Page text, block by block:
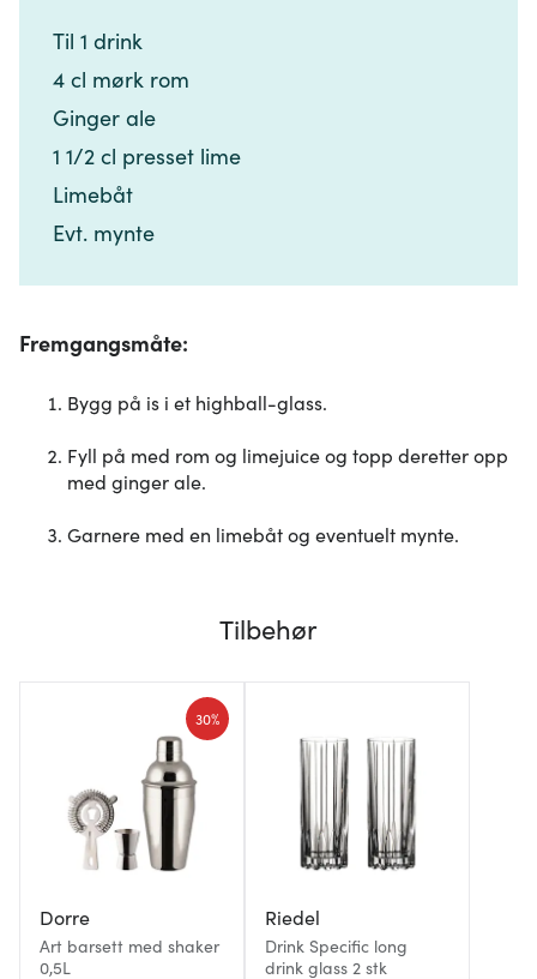
Til 1 drink​​​​‌ ‍ ​‍​‍‌‍ ‌ ​‍‌‍‍‌‌‍‌ ‌‍‍‌‌‍ ‍​‍​‍​ ‍‍​‍​‍‌ ​ ‌‍​‌‌‍ ‍‌‍‍‌‌ ‌​‌ ‍‌​‍ ‍‌‍‍‌‌‍ ​‍​‍​‍ ​​‍​‍‌‍‍​‌ ​‍‌‍‌‌‌‍‌‍​‍​‍​ ‍‍​‍​‍‌‍‍​‌ ‌​‌ ‌​‌ ​​‌ ​ ​ ‍‍​‍ ​‍ ‌‍​ ‌‍ ‌‌ ​ ​‍ ‍‌‍​ ‌‍‌‌‌ ​‍‌ ‌‍‌‍‌‌‌ ​‍‌‍​‌​‍ ‍‌ ​ ‌‍‌‌​‍ ‌ ​​‌ ​‍‌‍ ‌‍‌​‌ ‌‌‌‍​ ‌ ‌​‌‍‍‌‌‍ ‌‍ ‍​‍ ‌‍‍‌‌‍ ‍‌ ‌​‌‍‌‌‌‍ ‍‌ ‌​​‍ ‌‍‌‌‌‍‌​‌‍‍‌‌ ‌​​‍ ‌‍ ‌‌‍ ‌‍‌​‌‍‌‌​ ‌‌ ​​‌ ​‍‌‍‌‌‌ ​ ‌‍‌‌‌‍ ‍‌ ‌​‌‍​‌‌ ‌​‌‍‍‌‌‍ ‌‍ ‍​ ‍ ‌‍‍‌‌‍‌​​ ‌‌‍‍‌​ ​‌​ ‍​‌‍ ‍​‍ ‍​ ‌‌‌‍​‌​ ​‌​ ‌ ​ ​​​ ‍​‌‍‌​​ ‍‌​‍ ‌‌‍‌‍‌‍‌​​ ‍‌​ ​​​‍ ‌​ ‌​‌‍‌‌​ ‌‌​ ‍‌​‍ ‌​ ‍​​ ​‌‌‍‌‌​ ​ ​‍ ‌‌‍‌‍​ ‌‍​ ‍​‌‍‌​‌‍​‍​ ‍‌​ ​‍​ ​​​ ‌​‌‍​ ‌‍‌‌​ ​​​‍ ‍‌‍ ‍‌‍ ​ ‍ ‌ ‌​‌ ‍‌‌ ​​‌‍‌‌​ ‌‌ ​​‌‍​‌‌‍‌ ‌‍‌‌​ ‍ ‌ ​​‌‍​‌‌ ‌​‌‍‍​​ ‌‌‍​‍‌‍ ​‌‍ ‌‍​ ‌‍‍ ‌ ​ ​‍‌‌​ ‌‌‌​​‍‌‌ ‌‍‍ ‌‍‌‌‌ ‍‌​‍‌‌​ ​ ‌​‌​​‍‌‌​ ​ ‌​‌​​‍‌‌​ ​‍​ ​‍​ ‌‌‌‍​‌​ ​‍​ ​ ​ ‌ ‌‍​ ‌‍​‌​ ‌‍​‍ ‌​ ​​‌‍‌‍​ ​‍‌‍‌​​‍ ‌​ ‌​‌‍​‌‌‍‌​‌‍​ ​‍ ‌‌‍​‌‌‍‌​​ ​ ​ ‌ ​‍ ‌​ ‌​​ ​ ​ ‌​​ ‌‍‌‍​‍​ ‍‌​ ‍‌​ ​ ​ ‌​‌‍​‍‌‍​ ‌‍‌​​‍‌‌​ ​‍​ ​‍​‍‌‌​ ‌‌‌​‌​​‍ ‍‌‍​ ‌‍ ‌‍ ​‌ ‌‌‌‍ ‌‌‍ ‍‌ ​ ​‍‌‌​ ‌‌‌​​‍‌‌ ‌‍‍ ‌‍‌‌‌ ‍‌​‍‌‌​ ​ ‌​‌​​‍‌‌​ ​ ‌​‌​​‍‌‌​ ​‍​ ​‍‌‍‌‍‌‍‌‌​ ​​‌‍‌‌​ ‌ ​ ​ ​ ‌‍‌‍‌‌​ ‍​​ ​ ​ ‌ ​ ​ ​‍‌‌​ ​‍​ ​‍​‍‌‌​ ‌‌‌​‌​​‍ ‍‌‍‍‌‌ ‌​‌‍‌‌‌‍ ‌‌ ​ ​‍‌‌​ ‌‌‌​​‍​ ​​​‍‌‌​ ‌‌‌​‌​​ ‌‍​‍‌‍​‌‌ ​ ‌‍‌‌‌‌‌‌‌ ​‍‌‍ ​​ ‌‌‍‍​‌ ‌​‌ ‌​‌ ​​‌ ​ ​‍‌‌​ ​ ‌​​‌​‍‌‌​ ​‍‌​‌‍​‍‌‌​ ​‍‌​‌‍‌‍​ ‌‍ ‌‌ ​ ​‍ ‍‌‍​ ‌‍‌‌‌ ​‍‌ ‌‍‌‍‌‌‌ ​‍‌‍​‌​‍ ‍‌ ​ ‌‍‌‌​‍‌‍‌‍‍‌‌‍‌​​ ‌‌‍‍‌​ ​‌​ ‍​‌‍ ‍​‍ ‍​ ‌‌‌‍​‌​ ​‌​ ‌ ​ ​​​ ‍​‌‍‌​​ ‍‌​‍ ‌‌‍‌‍‌‍‌​​ ‍‌​ ​​​‍ ‌​ ‌​‌‍‌‌​ ‌‌​ ‍‌​‍ ‌​ ‍​​ ​‌‌‍‌‌​ ​ ​‍ ‌‌‍‌‍​ ‌‍​ ‍​‌‍‌​‌‍​‍​ ‍‌​ ​‍​ ​​​ ‌​‌‍​ ‌‍‌‌​ ​​​‍ ‍‌‍ ‍‌‍ ​‍‌‍‌ ‌​‌ ‍‌‌ ​​‌‍‌‌​ ‌‌ ​​‌‍​‌‌‍‌ ‌‍‌‌​‍‌‍‌ ​​‌‍​‌‌ ‌​‌‍‍​​ ‌‌‍​‍‌‍ ​‌‍ ‌‍​ ‌‍‍ ‌ ​ ​‍‌‌​ ‌‌‌​​‍‌‌ ‌‍‍ ‌‍‌‌‌ ‍‌​‍‌‌​ ​ ‌​‌​​‍‌‌​ ​ ‌​‌​​‍‌‌​ ​‍​ ​‍​ ‌‌‌‍​‌​ ​‍​ ​ ​ ‌ ‌‍​ ‌‍​‌​ ‌‍​‍ ‌​ ​​‌‍‌‍​ ​‍‌‍‌​​‍ ‌​ ‌​‌‍​‌‌‍‌​‌‍​ ​‍ ‌‌‍​‌‌‍‌​​ ​ ​ ‌ ​‍ ‌​ ‌​​ ​ ​ ‌​​ ‌‍‌‍​‍​ ‍‌​ ‍‌​ ​ ​ ‌​‌‍​‍‌‍​ ‌‍‌​​‍‌‌​ ​‍​ ​‍​‍‌‌​ ‌‌‌​‌​​‍ ‍‌‍​ ‌‍ ‌‍ ​‌ ‌‌‌‍ ‌‌‍ ‍‌ ​ ​‍‌‌​ ‌‌‌​​‍‌‌ ‌‍‍ ‌‍‌‌‌ ‍‌​‍‌‌​ ​ ‌​‌​​‍‌‌​ ​ ‌​‌​​‍‌‌​ ​‍​ ​‍‌‍‌‍‌‍‌‌​ ​​‌‍‌‌​ ‌ ​ ​ ​ ‌‍‌‍‌‌​ ‍​​ ​ ​ ‌ ​ ​ ​‍‌‌​ ​‍​ ​‍​‍‌‌​ ‌‌‌​‌​​‍ ‍‌‍‍‌‌ ‌​‌‍‌‌‌‍ ‌‌ ​ ​‍‌‌​ ‌‌‌​​‍​ ​​​‍‌‌​ ‌‌‌​‌​​‍‌‍‌ ‌ ‌‍ ‌ ​‍‌‍‍ ‌ ​ ‌ ​​‌‍​‌‌‍​ ‌‍‌‌​ ‌‌ ​​‌ ​‍‌‍ ‌‍‌​‌ ‌‌‌‍​ ‌ ‌​‌‍‍‌‌‍ ‌‍ ‍​‍‌‍‌ ​​‌‍‌‌‌ ​‍‌ ​ ‌ ​​‌‍‌‌‌‍​ ‌ ‌​‌‍‍‌‌ ‌‍‌‍‌‌​ ‌‌ ​​‌ ‌‌‌‍​‍‌‍ ​‌‍‍‌‌ ​ ‌‍‍​‌‍‌‌‌‍‌​​‍​‍‌ ‌
4 cl mørk rom​​​​‌ ‍ ​‍​‍‌‍ ‌ ​‍‌‍‍‌‌‍‌ ‌‍‍‌‌‍ ‍​‍​‍​ ‍‍​‍​‍‌ ​ ‌‍​‌‌‍ ‍‌‍‍‌‌ ‌​‌ ‍‌​‍ ‍‌‍‍‌‌‍ ​‍​‍​‍ ​​‍​‍‌‍‍​‌ ​‍‌‍‌‌‌‍‌‍​‍​‍​ ‍‍​‍​‍‌‍‍​‌ ‌​‌ ‌​‌ ​​‌ ​ ​ ‍‍​‍ ​‍ ‌‍​ ‌‍ ‌‌ ​ ​‍ ‍‌‍​ ‌‍‌‌‌ ​‍‌ ‌‍‌‍‌‌‌ ​‍‌‍​‌​‍ ‍‌ ​ ‌‍‌‌​‍ ‌ ​​‌ ​‍‌‍ ‌‍‌​‌ ‌‌‌‍​ ‌ ‌​‌‍‍‌‌‍ ‌‍ ‍​‍ ‌‍‍‌‌‍ ‍‌ ‌​‌‍‌‌‌‍ ‍‌ ‌​​‍ ‌‍‌‌‌‍‌​‌‍‍‌‌ ‌​​‍ ‌‍ ‌‌‍ ‌‍‌​‌‍‌‌​ ‌‌ ​​‌ ​‍‌‍‌‌‌ ​ ‌‍‌‌‌‍ ‍‌ ‌​‌‍​‌‌ ‌​‌‍‍‌‌‍ ‌‍ ‍​ ‍ ‌‍‍‌‌‍‌​​ ‌‌‍‍‌​ ​‌​ ‍​‌‍ ‍​‍ ‍​ ‌‌‌‍​‌​ ​‌​ ‌ ​ ​​​ ‍​‌‍‌​​ ‍‌​‍ ‌‌‍‌‍‌‍‌​​ ‍‌​ ​​​‍ ‌​ ‌​‌‍‌‌​ ‌‌​ ‍‌​‍ ‌​ ‍​​ ​‌‌‍‌‌​ ​ ​‍ ‌‌‍‌‍​ ‌‍​ ‍​‌‍‌​‌‍​‍​ ‍‌​ ​‍​ ​​​ ‌​‌‍​ ‌‍‌‌​ ​​​‍ ‍‌‍ ‍‌‍ ​ ‍ ‌ ‌​‌ ‍‌‌ ​​‌‍‌‌​ ‌‌ ​​‌‍​‌‌‍‌ ‌‍‌‌​ ‍ ‌ ​​‌‍​‌‌ ‌​‌‍‍​​ ‌‌‍​‍‌‍ ​‌‍ ‌‍​ ‌‍‍ ‌ ​ ​‍‌‌​ ‌‌‌​​‍‌‌ ‌‍‍ ‌‍‌‌‌ ‍‌​‍‌‌​ ​ ‌​‌​​‍‌‌​ ​ ‌​‌​​‍‌‌​ ​‍​ ​‍​ ‌‌‌‍​‌​ ​‍​ ​ ​ ‌ ‌‍​ ‌‍​‌​ ‌‍​‍ ‌​ ​​‌‍‌‍​ ​‍‌‍‌​​‍ ‌​ ‌​‌‍​‌‌‍‌​‌‍​ ​‍ ‌‌‍​‌‌‍‌​​ ​ ​ ‌ ​‍ ‌​ ‌​​ ​ ​ ‌​​ ‌‍‌‍​‍​ ‍‌​ ‍‌​ ​ ​ ‌​‌‍​‍‌‍​ ‌‍‌​​‍‌‌​ ​‍​ ​‍​‍‌‌​ ‌‌‌​‌​​‍ ‍‌‍​ ‌‍ ‌‍ ​‌ ‌‌‌‍ ‌‌‍ ‍‌ ​ ​‍‌‌​ ‌‌‌​​‍‌‌ ‌‍‍ ‌‍‌‌‌ ‍‌​‍‌‌​ ​ ‌​‌​​‍‌‌​ ​ ‌​‌​​‍‌‌​ ​‍​ ​‍‌‍‌‍‌‍‌‌​ ​​‌‍‌‌​ ‌ ​ ​ ​ ‌‍‌‍‌‌​ ‍​​ ​ ​ ‌ ​ ​ ​‍‌‌​ ​‍​ ​‍​‍‌‌​ ‌‌‌​‌​​‍ ‍‌‍‍‌‌ ‌​‌‍‌‌‌‍ ‌‌ ​ ​‍‌‌​ ‌‌‌​​‍​ ​‌​‍‌‌​ ‌‌‌​‌​​ ‌‍​‍‌‍​‌‌ ​ ‌‍‌‌‌‌‌‌‌ ​‍‌‍ ​​ ‌‌‍‍​‌ ‌​‌ ‌​‌ ​​‌ ​ ​‍‌‌​ ​ ‌​​‌​‍‌‌​ ​‍‌​‌‍​‍‌‌​ ​‍‌​‌‍‌‍​ ‌‍ ‌‌ ​ ​‍ ‍‌‍​ ‌‍‌‌‌ ​‍‌ ‌‍‌‍‌‌‌ ​‍‌‍​‌​‍ ‍‌ ​ ‌‍‌‌​‍‌‍‌‍‍‌‌‍‌​​ ‌‌‍‍‌​ ​‌​ ‍​‌‍ ‍​‍ ‍​ ‌‌‌‍​‌​ ​‌​ ‌ ​ ​​​ ‍​‌‍‌​​ ‍‌​‍ ‌‌‍‌‍‌‍‌​​ ‍‌​ ​​​‍ ‌​ ‌​‌‍‌‌​ ‌‌​ ‍‌​‍ ‌​ ‍​​ ​‌‌‍‌‌​ ​ ​‍ ‌‌‍‌‍​ ‌‍​ ‍​‌‍‌​‌‍​‍​ ‍‌​ ​‍​ ​​​ ‌​‌‍​ ‌‍‌‌​ ​​​‍ ‍‌‍ ‍‌‍ ​‍‌‍‌ ‌​‌ ‍‌‌ ​​‌‍‌‌​ ‌‌ ​​‌‍​‌‌‍‌ ‌‍‌‌​‍‌‍‌ ​​‌‍​‌‌ ‌​‌‍‍​​ ‌‌‍​‍‌‍ ​‌‍ ‌‍​ ‌‍‍ ‌ ​ ​‍‌‌​ ‌‌‌​​‍‌‌ ‌‍‍ ‌‍‌‌‌ ‍‌​‍‌‌​ ​ ‌​‌​​‍‌‌​ ​ ‌​‌​​‍‌‌​ ​‍​ ​‍​ ‌‌‌‍​‌​ ​‍​ ​ ​ ‌ ‌‍​ ‌‍​‌​ ‌‍​‍ ‌​ ​​‌‍‌‍​ ​‍‌‍‌​​‍ ‌​ ‌​‌‍​‌‌‍‌​‌‍​ ​‍ ‌‌‍​‌‌‍‌​​ ​ ​ ‌ ​‍ ‌​ ‌​​ ​ ​ ‌​​ ‌‍‌‍​‍​ ‍‌​ ‍‌​ ​ ​ ‌​‌‍​‍‌‍​ ‌‍‌​​‍‌‌​ ​‍​ ​‍​‍‌‌​ ‌‌‌​‌​​‍ ‍‌‍​ ‌‍ ‌‍ ​‌ ‌‌‌‍ ‌‌‍ ‍‌ ​ ​‍‌‌​ ‌‌‌​​‍‌‌ ‌‍‍ ‌‍‌‌‌ ‍‌​‍‌‌​ ​ ‌​‌​​‍‌‌​ ​ ‌​‌​​‍‌‌​ ​‍​ ​‍‌‍‌‍‌‍‌‌​ ​​‌‍‌‌​ ‌ ​ ​ ​ ‌‍‌‍‌‌​ ‍​​ ​ ​ ‌ ​ ​ ​‍‌‌​ ​‍​ ​‍​‍‌‌​ ‌‌‌​‌​​‍ ‍‌‍‍‌‌ ‌​‌‍‌‌‌‍ ‌‌ ​ ​‍‌‌​ ‌‌‌​​‍​ ​‌​‍‌‌​ ‌‌‌​‌​​‍‌‍‌ ‌ ‌‍ ‌ ​‍‌‍‍ ‌ ​ ‌ ​​‌‍​‌‌‍​ ‌‍‌‌​ ‌‌ ​​‌ ​‍‌‍ ‌‍‌​‌ ‌‌‌‍​ ‌ ‌​‌‍‍‌‌‍ ‌‍ ‍​‍‌‍‌ ​​‌‍‌‌‌ ​‍‌ ​ ‌ ​​‌‍‌‌‌‍​ ‌ ‌​‌‍‍‌‌ ‌‍‌‍‌‌​ ‌‌ ​​‌ ‌‌‌‍​‍‌‍ ​‌‍‍‌‌ ​ ‌‍‍​‌‍‌‌‌‍‌​​‍​‍‌ ‌
Ginger ale​​​​‌ ‍ ​‍​‍‌‍ ‌ ​‍‌‍‍‌‌‍‌ ‌‍‍‌‌‍ ‍​‍​‍​ ‍‍​‍​‍‌ ​ ‌‍​‌‌‍ ‍‌‍‍‌‌ ‌​‌ ‍‌​‍ ‍‌‍‍‌‌‍ ​‍​‍​‍ ​​‍​‍‌‍‍​‌ ​‍‌‍‌‌‌‍‌‍​‍​‍​ ‍‍​‍​‍‌‍‍​‌ ‌​‌ ‌​‌ ​​‌ ​ ​ ‍‍​‍ ​‍ ‌‍​ ‌‍ ‌‌ ​ ​‍ ‍‌‍​ ‌‍‌‌‌ ​‍‌ ‌‍‌‍‌‌‌ ​‍‌‍​‌​‍ ‍‌ ​ ‌‍‌‌​‍ ‌ ​​‌ ​‍‌‍ ‌‍‌​‌ ‌‌‌‍​ ‌ ‌​‌‍‍‌‌‍ ‌‍ ‍​‍ ‌‍‍‌‌‍ ‍‌ ‌​‌‍‌‌‌‍ ‍‌ ‌​​‍ ‌‍‌‌‌‍‌​‌‍‍‌‌ ‌​​‍ ‌‍ ‌‌‍ ‌‍‌​‌‍‌‌​ ‌‌ ​​‌ ​‍‌‍‌‌‌ ​ ‌‍‌‌‌‍ ‍‌ ‌​‌‍​‌‌ ‌​‌‍‍‌‌‍ ‌‍ ‍​ ‍ ‌‍‍‌‌‍‌​​ ‌‌‍‍‌​ ​‌​ ‍​‌‍ ‍​‍ ‍​ ‌‌‌‍​‌​ ​‌​ ‌ ​ ​​​ ‍​‌‍‌​​ ‍‌​‍ ‌‌‍‌‍‌‍‌​​ ‍‌​ ​​​‍ ‌​ ‌​‌‍‌‌​ ‌‌​ ‍‌​‍ ‌​ ‍​​ ​‌‌‍‌‌​ ​ ​‍ ‌‌‍‌‍​ ‌‍​ ‍​‌‍‌​‌‍​‍​ ‍‌​ ​‍​ ​​​ ‌​‌‍​ ‌‍‌‌​ ​​​‍ ‍‌‍ ‍‌‍ ​ ‍ ‌ ‌​‌ ‍‌‌ ​​‌‍‌‌​ ‌‌ ​​‌‍​‌‌‍‌ ‌‍‌‌​ ‍ ‌ ​​‌‍​‌‌ ‌​‌‍‍​​ ‌‌‍​‍‌‍ ​‌‍ ‌‍​ ‌‍‍ ‌ ​ ​‍‌‌​ ‌‌‌​​‍‌‌ ‌‍‍ ‌‍‌‌‌ ‍‌​‍‌‌​ ​ ‌​‌​​‍‌‌​ ​ ‌​‌​​‍‌‌​ ​‍​ ​‍​ ‌‌‌‍​‌​ ​‍​ ​ ​ ‌ ‌‍​ ‌‍​‌​ ‌‍​‍ ‌​ ​​‌‍‌‍​ ​‍‌‍‌​​‍ ‌​ ‌​‌‍​‌‌‍‌​‌‍​ ​‍ ‌‌‍​‌‌‍‌​​ ​ ​ ‌ ​‍ ‌​ ‌​​ ​ ​ ‌​​ ‌‍‌‍​‍​ ‍‌​ ‍‌​ ​ ​ ‌​‌‍​‍‌‍​ ‌‍‌​​‍‌‌​ ​‍​ ​‍​‍‌‌​ ‌‌‌​‌​​‍ ‍‌‍​ ‌‍ ‌‍ ​‌ ‌‌‌‍ ‌‌‍ ‍‌ ​ ​‍‌‌​ ‌‌‌​​‍‌‌ ‌‍‍ ‌‍‌‌‌ ‍‌​‍‌‌​ ​ ‌​‌​​‍‌‌​ ​ ‌​‌​​‍‌‌​ ​‍​ ​‍‌‍‌‍‌‍‌‌​ ​​‌‍‌‌​ ‌ ​ ​ ​ ‌‍‌‍‌‌​ ‍​​ ​ ​ ‌ ​ ​ ​‍‌‌​ ​‍​ ​‍​‍‌‌​ ‌‌‌​‌​​‍ ‍‌‍‍‌‌ ‌​‌‍‌‌‌‍ ‌‌ ​ ​‍‌‌​ ‌‌‌​​‍​ ​‍​‍‌‌​ ‌‌‌​‌​​ ‌‍​‍‌‍​‌‌ ​ ‌‍‌‌‌‌‌‌‌ ​‍‌‍ ​​ ‌‌‍‍​‌ ‌​‌ ‌​‌ ​​‌ ​ ​‍‌‌​ ​ ‌​​‌​‍‌‌​ ​‍‌​‌‍​‍‌‌​ ​‍‌​‌‍‌‍​ ‌‍ ‌‌ ​ ​‍ ‍‌‍​ ‌‍‌‌‌ ​‍‌ ‌‍‌‍‌‌‌ ​‍‌‍​‌​‍ ‍‌ ​ ‌‍‌‌​‍‌‍‌‍‍‌‌‍‌​​ ‌‌‍‍‌​ ​‌​ ‍​‌‍ ‍​‍ ‍​ ‌‌‌‍​‌​ ​‌​ ‌ ​ ​​​ ‍​‌‍‌​​ ‍‌​‍ ‌‌‍‌‍‌‍‌​​ ‍‌​ ​​​‍ ‌​ ‌​‌‍‌‌​ ‌‌​ ‍‌​‍ ‌​ ‍​​ ​‌‌‍‌‌​ ​ ​‍ ‌‌‍‌‍​ ‌‍​ ‍​‌‍‌​‌‍​‍​ ‍‌​ ​‍​ ​​​ ‌​‌‍​ ‌‍‌‌​ ​​​‍ ‍‌‍ ‍‌‍ ​‍‌‍‌ ‌​‌ ‍‌‌ ​​‌‍‌‌​ ‌‌ ​​‌‍​‌‌‍‌ ‌‍‌‌​‍‌‍‌ ​​‌‍​‌‌ ‌​‌‍‍​​ ‌‌‍​‍‌‍ ​‌‍ ‌‍​ ‌‍‍ ‌ ​ ​‍‌‌​ ‌‌‌​​‍‌‌ ‌‍‍ ‌‍‌‌‌ ‍‌​‍‌‌​ ​ ‌​‌​​‍‌‌​ ​ ‌​‌​​‍‌‌​ ​‍​ ​‍​ ‌‌‌‍​‌​ ​‍​ ​ ​ ‌ ‌‍​ ‌‍​‌​ ‌‍​‍ ‌​ ​​‌‍‌‍​ ​‍‌‍‌​​‍ ‌​ ‌​‌‍​‌‌‍‌​‌‍​ ​‍ ‌‌‍​‌‌‍‌​​ ​ ​ ‌ ​‍ ‌​ ‌​​ ​ ​ ‌​​ ‌‍‌‍​‍​ ‍‌​ ‍‌​ ​ ​ ‌​‌‍​‍‌‍​ ‌‍‌​​‍‌‌​ ​‍​ ​‍​‍‌‌​ ‌‌‌​‌​​‍ ‍‌‍​ ‌‍ ‌‍ ​‌ ‌‌‌‍ ‌‌‍ ‍‌ ​ ​‍‌‌​ ‌‌‌​​‍‌‌ ‌‍‍ ‌‍‌‌‌ ‍‌​‍‌‌​ ​ ‌​‌​​‍‌‌​ ​ ‌​‌​​‍‌‌​ ​‍​ ​‍‌‍‌‍‌‍‌‌​ ​​‌‍‌‌​ ‌ ​ ​ ​ ‌‍‌‍‌‌​ ‍​​ ​ ​ ‌ ​ ​ ​‍‌‌​ ​‍​ ​‍​‍‌‌​ ‌‌‌​‌​​‍ ‍‌‍‍‌‌ ‌​‌‍‌‌‌‍ ‌‌ ​ ​‍‌‌​ ‌‌‌​​‍​ ​‍​‍‌‌​ ‌‌‌​‌​​‍‌‍‌ ‌ ‌‍ ‌ ​‍‌‍‍ ‌ ​ ‌ ​​‌‍​‌‌‍​ ‌‍‌‌​ ‌‌ ​​‌ ​‍‌‍ ‌‍‌​‌ ‌‌‌‍​ ‌ ‌​‌‍‍‌‌‍ ‌‍ ‍​‍‌‍‌ ​​‌‍‌‌‌ ​‍‌ ​ ‌ ​​‌‍‌‌‌‍​ ‌ ‌​‌‍‍‌‌ ‌‍‌‍‌‌​ ‌‌ ​​‌ ‌‌‌‍​‍‌‍ ​‌‍‍‌‌ ​ ‌‍‍​‌‍‌‌‌‍‌​​‍​‍‌ ‌
1 1/2 cl presset lime​​​​‌ ‍ ​‍​‍‌‍ ‌ ​‍‌‍‍‌‌‍‌ ‌‍‍‌‌‍ ‍​‍​‍​ ‍‍​‍​‍‌ ​ ‌‍​‌‌‍ ‍‌‍‍‌‌ ‌​‌ ‍‌​‍ ‍‌‍‍‌‌‍ ​‍​‍​‍ ​​‍​‍‌‍‍​‌ ​‍‌‍‌‌‌‍‌‍​‍​‍​ ‍‍​‍​‍‌‍‍​‌ ‌​‌ ‌​‌ ​​‌ ​ ​ ‍‍​‍ ​‍ ‌‍​ ‌‍ ‌‌ ​ ​‍ ‍‌‍​ ‌‍‌‌‌ ​‍‌ ‌‍‌‍‌‌‌ ​‍‌‍​‌​‍ ‍‌ ​ ‌‍‌‌​‍ ‌ ​​‌ ​‍‌‍ ‌‍‌​‌ ‌‌‌‍​ ‌ ‌​‌‍‍‌‌‍ ‌‍ ‍​‍ ‌‍‍‌‌‍ ‍‌ ‌​‌‍‌‌‌‍ ‍‌ ‌​​‍ ‌‍‌‌‌‍‌​‌‍‍‌‌ ‌​​‍ ‌‍ ‌‌‍ ‌‍‌​‌‍‌‌​ ‌‌ ​​‌ ​‍‌‍‌‌‌ ​ ‌‍‌‌‌‍ ‍‌ ‌​‌‍​‌‌ ‌​‌‍‍‌‌‍ ‌‍ ‍​ ‍ ‌‍‍‌‌‍‌​​ ‌‌‍‍‌​ ​‌​ ‍​‌‍ ‍​‍ ‍​ ‌‌‌‍​‌​ ​‌​ ‌ ​ ​​​ ‍​‌‍‌​​ ‍‌​‍ ‌‌‍‌‍‌‍‌​​ ‍‌​ ​​​‍ ‌​ ‌​‌‍‌‌​ ‌‌​ ‍‌​‍ ‌​ ‍​​ ​‌‌‍‌‌​ ​ ​‍ ‌‌‍‌‍​ ‌‍​ ‍​‌‍‌​‌‍​‍​ ‍‌​ ​‍​ ​​​ ‌​‌‍​ ‌‍‌‌​ ​​​‍ ‍‌‍ ‍‌‍ ​ ‍ ‌ ‌​‌ ‍‌‌ ​​‌‍‌‌​ ‌‌ ​​‌‍​‌‌‍‌ ‌‍‌‌​ ‍ ‌ ​​‌‍​‌‌ ‌​‌‍‍​​ ‌‌‍​‍‌‍ ​‌‍ ‌‍​ ‌‍‍ ‌ ​ ​‍‌‌​ ‌‌‌​​‍‌‌ ‌‍‍ ‌‍‌‌‌ ‍‌​‍‌‌​ ​ ‌​‌​​‍‌‌​ ​ ‌​‌​​‍‌‌​ ​‍​ ​‍​ ‌‌‌‍​‌​ ​‍​ ​ ​ ‌ ‌‍​ ‌‍​‌​ ‌‍​‍ ‌​ ​​‌‍‌‍​ ​‍‌‍‌​​‍ ‌​ ‌​‌‍​‌‌‍‌​‌‍​ ​‍ ‌‌‍​‌‌‍‌​​ ​ ​ ‌ ​‍ ‌​ ‌​​ ​ ​ ‌​​ ‌‍‌‍​‍​ ‍‌​ ‍‌​ ​ ​ ‌​‌‍​‍‌‍​ ‌‍‌​​‍‌‌​ ​‍​ ​‍​‍‌‌​ ‌‌‌​‌​​‍ ‍‌‍​ ‌‍ ‌‍ ​‌ ‌‌‌‍ ‌‌‍ ‍‌ ​ ​‍‌‌​ ‌‌‌​​‍‌‌ ‌‍‍ ‌‍‌‌‌ ‍‌​‍‌‌​ ​ ‌​‌​​‍‌‌​ ​ ‌​‌​​‍‌‌​ ​‍​ ​‍‌‍‌‍‌‍‌‌​ ​​‌‍‌‌​ ‌ ​ ​ ​ ‌‍‌‍‌‌​ ‍​​ ​ ​ ‌ ​ ​ ​‍‌‌​ ​‍​ ​‍​‍‌‌​ ‌‌‌​‌​​‍ ‍‌‍‍‌‌ ‌​‌‍‌‌‌‍ ‌‌ ​ ​‍‌‌​ ‌‌‌​​‍​ ​ ​‍‌‌​ ‌‌‌​‌​​ ‌‍​‍‌‍​‌‌ ​ ‌‍‌‌‌‌‌‌‌ ​‍‌‍ ​​ ‌‌‍‍​‌ ‌​‌ ‌​‌ ​​‌ ​ ​‍‌‌​ ​ ‌​​‌​‍‌‌​ ​‍‌​‌‍​‍‌‌​ ​‍‌​‌‍‌‍​ ‌‍ ‌‌ ​ ​‍ ‍‌‍​ ‌‍‌‌‌ ​‍‌ ‌‍‌‍‌‌‌ ​‍‌‍​‌​‍ ‍‌ ​ ‌‍‌‌​‍‌‍‌‍‍‌‌‍‌​​ ‌‌‍‍‌​ ​‌​ ‍​‌‍ ‍​‍ ‍​ ‌‌‌‍​‌​ ​‌​ ‌ ​ ​​​ ‍​‌‍‌​​ ‍‌​‍ ‌‌‍‌‍‌‍‌​​ ‍‌​ ​​​‍ ‌​ ‌​‌‍‌‌​ ‌‌​ ‍‌​‍ ‌​ ‍​​ ​‌‌‍‌‌​ ​ ​‍ ‌‌‍‌‍​ ‌‍​ ‍​‌‍‌​‌‍​‍​ ‍‌​ ​‍​ ​​​ ‌​‌‍​ ‌‍‌‌​ ​​​‍ ‍‌‍ ‍‌‍ ​‍‌‍‌ ‌​‌ ‍‌‌ ​​‌‍‌‌​ ‌‌ ​​‌‍​‌‌‍‌ ‌‍‌‌​‍‌‍‌ ​​‌‍​‌‌ ‌​‌‍‍​​ ‌‌‍​‍‌‍ ​‌‍ ‌‍​ ‌‍‍ ‌ ​ ​‍‌‌​ ‌‌‌​​‍‌‌ ‌‍‍ ‌‍‌‌‌ ‍‌​‍‌‌​ ​ ‌​‌​​‍‌‌​ ​ ‌​‌​​‍‌‌​ ​‍​ ​‍​ ‌‌‌‍​‌​ ​‍​ ​ ​ ‌ ‌‍​ ‌‍​‌​ ‌‍​‍ ‌​ ​​‌‍‌‍​ ​‍‌‍‌​​‍ ‌​ ‌​‌‍​‌‌‍‌​‌‍​ ​‍ ‌‌‍​‌‌‍‌​​ ​ ​ ‌ ​‍ ‌​ ‌​​ ​ ​ ‌​​ ‌‍‌‍​‍​ ‍‌​ ‍‌​ ​ ​ ‌​‌‍​‍‌‍​ ‌‍‌​​‍‌‌​ ​‍​ ​‍​‍‌‌​ ‌‌‌​‌​​‍ ‍‌‍​ ‌‍ ‌‍ ​‌ ‌‌‌‍ ‌‌‍ ‍‌ ​ ​‍‌‌​ ‌‌‌​​‍‌‌ ‌‍‍ ‌‍‌‌‌ ‍‌​‍‌‌​ ​ ‌​‌​​‍‌‌​ ​ ‌​‌​​‍‌‌​ ​‍​ ​‍‌‍‌‍‌‍‌‌​ ​​‌‍‌‌​ ‌ ​ ​ ​ ‌‍‌‍‌‌​ ‍​​ ​ ​ ‌ ​ ​ ​‍‌‌​ ​‍​ ​‍​‍‌‌​ ‌‌‌​‌​​‍ ‍‌‍‍‌‌ ‌​‌‍‌‌‌‍ ‌‌ ​ ​‍‌‌​ ‌‌‌​​‍​ ​ ​‍‌‌​ ‌‌‌​‌​​‍‌‍‌ ‌ ‌‍ ‌ ​‍‌‍‍ ‌ ​ ‌ ​​‌‍​‌‌‍​ ‌‍‌‌​ ‌‌ ​​‌ ​‍‌‍ ‌‍‌​‌ ‌‌‌‍​ ‌ ‌​‌‍‍‌‌‍ ‌‍ ‍​‍‌‍‌ ​​‌‍‌‌‌ ​‍‌ ​ ‌ ​​‌‍‌‌‌‍​ ‌ ‌​‌‍‍‌‌ ‌‍‌‍‌‌​ ‌‌ ​​‌ ‌‌‌‍​‍‌‍ ​‌‍‍‌‌ ​ ‌‍‍​‌‍‌‌‌‍‌​​‍​‍‌ ‌
Limebåt​​​​‌ ‍ ​‍​‍‌‍ ‌ ​‍‌‍‍‌‌‍‌ ‌‍‍‌‌‍ ‍​‍​‍​ ‍‍​‍​‍‌ ​ ‌‍​‌‌‍ ‍‌‍‍‌‌ ‌​‌ ‍‌​‍ ‍‌‍‍‌‌‍ ​‍​‍​‍ ​​‍​‍‌‍‍​‌ ​‍‌‍‌‌‌‍‌‍​‍​‍​ ‍‍​‍​‍‌‍‍​‌ ‌​‌ ‌​‌ ​​‌ ​ ​ ‍‍​‍ ​‍ ‌‍​ ‌‍ ‌‌ ​ ​‍ ‍‌‍​ ‌‍‌‌‌ ​‍‌ ‌‍‌‍‌‌‌ ​‍‌‍​‌​‍ ‍‌ ​ ‌‍‌‌​‍ ‌ ​​‌ ​‍‌‍ ‌‍‌​‌ ‌‌‌‍​ ‌ ‌​‌‍‍‌‌‍ ‌‍ ‍​‍ ‌‍‍‌‌‍ ‍‌ ‌​‌‍‌‌‌‍ ‍‌ ‌​​‍ ‌‍‌‌‌‍‌​‌‍‍‌‌ ‌​​‍ ‌‍ ‌‌‍ ‌‍‌​‌‍‌‌​ ‌‌ ​​‌ ​‍‌‍‌‌‌ ​ ‌‍‌‌‌‍ ‍‌ ‌​‌‍​‌‌ ‌​‌‍‍‌‌‍ ‌‍ ‍​ ‍ ‌‍‍‌‌‍‌​​ ‌‌‍‍‌​ ​‌​ ‍​‌‍ ‍​‍ ‍​ ‌‌‌‍​‌​ ​‌​ ‌ ​ ​​​ ‍​‌‍‌​​ ‍‌​‍ ‌‌‍‌‍‌‍‌​​ ‍‌​ ​​​‍ ‌​ ‌​‌‍‌‌​ ‌‌​ ‍‌​‍ ‌​ ‍​​ ​‌‌‍‌‌​ ​ ​‍ ‌‌‍‌‍​ ‌‍​ ‍​‌‍‌​‌‍​‍​ ‍‌​ ​‍​ ​​​ ‌​‌‍​ ‌‍‌‌​ ​​​‍ ‍‌‍ ‍‌‍ ​ ‍ ‌ ‌​‌ ‍‌‌ ​​‌‍‌‌​ ‌‌ ​​‌‍​‌‌‍‌ ‌‍‌‌​ ‍ ‌ ​​‌‍​‌‌ ‌​‌‍‍​​ ‌‌‍​‍‌‍ ​‌‍ ‌‍​ ‌‍‍ ‌ ​ ​‍‌‌​ ‌‌‌​​‍‌‌ ‌‍‍ ‌‍‌‌‌ ‍‌​‍‌‌​ ​ ‌​‌​​‍‌‌​ ​ ‌​‌​​‍‌‌​ ​‍​ ​‍​ ‌‌‌‍​‌​ ​‍​ ​ ​ ‌ ‌‍​ ‌‍​‌​ ‌‍​‍ ‌​ ​​‌‍‌‍​ ​‍‌‍‌​​‍ ‌​ ‌​‌‍​‌‌‍‌​‌‍​ ​‍ ‌‌‍​‌‌‍‌​​ ​ ​ ‌ ​‍ ‌​ ‌​​ ​ ​ ‌​​ ‌‍‌‍​‍​ ‍‌​ ‍‌​ ​ ​ ‌​‌‍​‍‌‍​ ‌‍‌​​‍‌‌​ ​‍​ ​‍​‍‌‌​ ‌‌‌​‌​​‍ ‍‌‍​ ‌‍ ‌‍ ​‌ ‌‌‌‍ ‌‌‍ ‍‌ ​ ​‍‌‌​ ‌‌‌​​‍‌‌ ‌‍‍ ‌‍‌‌‌ ‍‌​‍‌‌​ ​ ‌​‌​​‍‌‌​ ​ ‌​‌​​‍‌‌​ ​‍​ ​‍‌‍‌‍‌‍‌‌​ ​​‌‍‌‌​ ‌ ​ ​ ​ ‌‍‌‍‌‌​ ‍​​ ​ ​ ‌ ​ ​ ​‍‌‌​ ​‍​ ​‍​‍‌‌​ ‌‌‌​‌​​‍ ‍‌‍‍‌‌ ‌​‌‍‌‌‌‍ ‌‌ ​ ​‍‌‌​ ‌‌‌​​‍​ ‌​​‍‌‌​ ‌‌‌​‌​​ ‌‍​‍‌‍​‌‌ ​ ‌‍‌‌‌‌‌‌‌ ​‍‌‍ ​​ ‌‌‍‍​‌ ‌​‌ ‌​‌ ​​‌ ​ ​‍‌‌​ ​ ‌​​‌​‍‌‌​ ​‍‌​‌‍​‍‌‌​ ​‍‌​‌‍‌‍​ ‌‍ ‌‌ ​ ​‍ ‍‌‍​ ‌‍‌‌‌ ​‍‌ ‌‍‌‍‌‌‌ ​‍‌‍​‌​‍ ‍‌ ​ ‌‍‌‌​‍‌‍‌‍‍‌‌‍‌​​ ‌‌‍‍‌​ ​‌​ ‍​‌‍ ‍​‍ ‍​ ‌‌‌‍​‌​ ​‌​ ‌ ​ ​​​ ‍​‌‍‌​​ ‍‌​‍ ‌‌‍‌‍‌‍‌​​ ‍‌​ ​​​‍ ‌​ ‌​‌‍‌‌​ ‌‌​ ‍‌​‍ ‌​ ‍​​ ​‌‌‍‌‌​ ​ ​‍ ‌‌‍‌‍​ ‌‍​ ‍​‌‍‌​‌‍​‍​ ‍‌​ ​‍​ ​​​ ‌​‌‍​ ‌‍‌‌​ ​​​‍ ‍‌‍ ‍‌‍ ​‍‌‍‌ ‌​‌ ‍‌‌ ​​‌‍‌‌​ ‌‌ ​​‌‍​‌‌‍‌ ‌‍‌‌​‍‌‍‌ ​​‌‍​‌‌ ‌​‌‍‍​​ ‌‌‍​‍‌‍ ​‌‍ ‌‍​ ‌‍‍ ‌ ​ ​‍‌‌​ ‌‌‌​​‍‌‌ ‌‍‍ ‌‍‌‌‌ ‍‌​‍‌‌​ ​ ‌​‌​​‍‌‌​ ​ ‌​‌​​‍‌‌​ ​‍​ ​‍​ ‌‌‌‍​‌​ ​‍​ ​ ​ ‌ ‌‍​ ‌‍​‌​ ‌‍​‍ ‌​ ​​‌‍‌‍​ ​‍‌‍‌​​‍ ‌​ ‌​‌‍​‌‌‍‌​‌‍​ ​‍ ‌‌‍​‌‌‍‌​​ ​ ​ ‌ ​‍ ‌​ ‌​​ ​ ​ ‌​​ ‌‍‌‍​‍​ ‍‌​ ‍‌​ ​ ​ ‌​‌‍​‍‌‍​ ‌‍‌​​‍‌‌​ ​‍​ ​‍​‍‌‌​ ‌‌‌​‌​​‍ ‍‌‍​ ‌‍ ‌‍ ​‌ ‌‌‌‍ ‌‌‍ ‍‌ ​ ​‍‌‌​ ‌‌‌​​‍‌‌ ‌‍‍ ‌‍‌‌‌ ‍‌​‍‌‌​ ​ ‌​‌​​‍‌‌​ ​ ‌​‌​​‍‌‌​ ​‍​ ​‍‌‍‌‍‌‍‌‌​ ​​‌‍‌‌​ ‌ ​ ​ ​ ‌‍‌‍‌‌​ ‍​​ ​ ​ ‌ ​ ​ ​‍‌‌​ ​‍​ ​‍​‍‌‌​ ‌‌‌​‌​​‍ ‍‌‍‍‌‌ ‌​‌‍‌‌‌‍ ‌‌ ​ ​‍‌‌​ ‌‌‌​​‍​ ‌​​‍‌‌​ ‌‌‌​‌​​‍‌‍‌ ‌ ‌‍ ‌ ​‍‌‍‍ ‌ ​ ‌ ​​‌‍​‌‌‍​ ‌‍‌‌​ ‌‌ ​​‌ ​‍‌‍ ‌‍‌​‌ ‌‌‌‍​ ‌ ‌​‌‍‍‌‌‍ ‌‍ ‍​‍‌‍‌ ​​‌‍‌‌‌ ​‍‌ ​ ‌ ​​‌‍‌‌‌‍​ ‌ ‌​‌‍‍‌‌ ‌‍‌‍‌‌​ ‌‌ ​​‌ ‌‌‌‍​‍‌‍ ​‌‍‍‌‌ ​ ‌‍‍​‌‍‌‌‌‍‌​​‍​‍‌ ‌
Evt. mynte​​​​‌ ‍ ​‍​‍‌‍ ‌ ​‍‌‍‍‌‌‍‌ ‌‍‍‌‌‍ ‍​‍​‍​ ‍‍​‍​‍‌ ​ ‌‍​‌‌‍ ‍‌‍‍‌‌ ‌​‌ ‍‌​‍ ‍‌‍‍‌‌‍ ​‍​‍​‍ ​​‍​‍‌‍‍​‌ ​‍‌‍‌‌‌‍‌‍​‍​‍​ ‍‍​‍​‍‌‍‍​‌ ‌​‌ ‌​‌ ​​‌ ​ ​ ‍‍​‍ ​‍ ‌‍​ ‌‍ ‌‌ ​ ​‍ ‍‌‍​ ‌‍‌‌‌ ​‍‌ ‌‍‌‍‌‌‌ ​‍‌‍​‌​‍ ‍‌ ​ ‌‍‌‌​‍ ‌ ​​‌ ​‍‌‍ ‌‍‌​‌ ‌‌‌‍​ ‌ ‌​‌‍‍‌‌‍ ‌‍ ‍​‍ ‌‍‍‌‌‍ ‍‌ ‌​‌‍‌‌‌‍ ‍‌ ‌​​‍ ‌‍‌‌‌‍‌​‌‍‍‌‌ ‌​​‍ ‌‍ ‌‌‍ ‌‍‌​‌‍‌‌​ ‌‌ ​​‌ ​‍‌‍‌‌‌ ​ ‌‍‌‌‌‍ ‍‌ ‌​‌‍​‌‌ ‌​‌‍‍‌‌‍ ‌‍ ‍​ ‍ ‌‍‍‌‌‍‌​​ ‌‌‍‍‌​ ​‌​ ‍​‌‍ ‍​‍ ‍​ ‌‌‌‍​‌​ ​‌​ ‌ ​ ​​​ ‍​‌‍‌​​ ‍‌​‍ ‌‌‍‌‍‌‍‌​​ ‍‌​ ​​​‍ ‌​ ‌​‌‍‌‌​ ‌‌​ ‍‌​‍ ‌​ ‍​​ ​‌‌‍‌‌​ ​ ​‍ ‌‌‍‌‍​ ‌‍​ ‍​‌‍‌​‌‍​‍​ ‍‌​ ​‍​ ​​​ ‌​‌‍​ ‌‍‌‌​ ​​​‍ ‍‌‍ ‍‌‍ ​ ‍ ‌ ‌​‌ ‍‌‌ ​​‌‍‌‌​ ‌‌ ​​‌‍​‌‌‍‌ ‌‍‌‌​ ‍ ‌ ​​‌‍​‌‌ ‌​‌‍‍​​ ‌‌‍​‍‌‍ ​‌‍ ‌‍​ ‌‍‍ ‌ ​ ​‍‌‌​ ‌‌‌​​‍‌‌ ‌‍‍ ‌‍‌‌‌ ‍‌​‍‌‌​ ​ ‌​‌​​‍‌‌​ ​ ‌​‌​​‍‌‌​ ​‍​ ​‍​ ‌‌‌‍​‌​ ​‍​ ​ ​ ‌ ‌‍​ ‌‍​‌​ ‌‍​‍ ‌​ ​​‌‍‌‍​ ​‍‌‍‌​​‍ ‌​ ‌​‌‍​‌‌‍‌​‌‍​ ​‍ ‌‌‍​‌‌‍‌​​ ​ ​ ‌ ​‍ ‌​ ‌​​ ​ ​ ‌​​ ‌‍‌‍​‍​ ‍‌​ ‍‌​ ​ ​ ‌​‌‍​‍‌‍​ ‌‍‌​​‍‌‌​ ​‍​ ​‍​‍‌‌​ ‌‌‌​‌​​‍ ‍‌‍​ ‌‍ ‌‍ ​‌ ‌‌‌‍ ‌‌‍ ‍‌ ​ ​‍‌‌​ ‌‌‌​​‍‌‌ ‌‍‍ ‌‍‌‌‌ ‍‌​‍‌‌​ ​ ‌​‌​​‍‌‌​ ​ ‌​‌​​‍‌‌​ ​‍​ ​‍‌‍‌‍‌‍‌‌​ ​​‌‍‌‌​ ‌ ​ ​ ​ ‌‍‌‍‌‌​ ‍​​ ​ ​ ‌ ​ ​ ​‍‌‌​ ​‍​ ​‍​‍‌‌​ ‌‌‌​‌​​‍ ‍‌‍‍‌‌ ‌​‌‍‌‌‌‍ ‌‌ ​ ​‍‌‌​ ‌‌‌​​‍​ ‌‌​‍‌‌​ ‌‌‌​‌​​ ‌‍​‍‌‍​‌‌ ​ ‌‍‌‌‌‌‌‌‌ ​‍‌‍ ​​ ‌‌‍‍​‌ ‌​‌ ‌​‌ ​​‌ ​ ​‍‌‌​ ​ ‌​​‌​‍‌‌​ ​‍‌​‌‍​‍‌‌​ ​‍‌​‌‍‌‍​ ‌‍ ‌‌ ​ ​‍ ‍‌‍​ ‌‍‌‌‌ ​‍‌ ‌‍‌‍‌‌‌ ​‍‌‍​‌​‍ ‍‌ ​ ‌‍‌‌​‍‌‍‌‍‍‌‌‍‌​​ ‌‌‍‍‌​ ​‌​ ‍​‌‍ ‍​‍ ‍​ ‌‌‌‍​‌​ ​‌​ ‌ ​ ​​​ ‍​‌‍‌​​ ‍‌​‍ ‌‌‍‌‍‌‍‌​​ ‍‌​ ​​​‍ ‌​ ‌​‌‍‌‌​ ‌‌​ ‍‌​‍ ‌​ ‍​​ ​‌‌‍‌‌​ ​ ​‍ ‌‌‍‌‍​ ‌‍​ ‍​‌‍‌​‌‍​‍​ ‍‌​ ​‍​ ​​​ ‌​‌‍​ ‌‍‌‌​ ​​​‍ ‍‌‍ ‍‌‍ ​‍‌‍‌ ‌​‌ ‍‌‌ ​​‌‍‌‌​ ‌‌ ​​‌‍​‌‌‍‌ ‌‍‌‌​‍‌‍‌ ​​‌‍​‌‌ ‌​‌‍‍​​ ‌‌‍​‍‌‍ ​‌‍ ‌‍​ ‌‍‍ ‌ ​ ​‍‌‌​ ‌‌‌​​‍‌‌ ‌‍‍ ‌‍‌‌‌ ‍‌​‍‌‌​ ​ ‌​‌​​‍‌‌​ ​ ‌​‌​​‍‌‌​ ​‍​ ​‍​ ‌‌‌‍​‌​ ​‍​ ​ ​ ‌ ‌‍​ ‌‍​‌​ ‌‍​‍ ‌​ ​​‌‍‌‍​ ​‍‌‍‌​​‍ ‌​ ‌​‌‍​‌‌‍‌​‌‍​ ​‍ ‌‌‍​‌‌‍‌​​ ​ ​ ‌ ​‍ ‌​ ‌​​ ​ ​ ‌​​ ‌‍‌‍​‍​ ‍‌​ ‍‌​ ​ ​ ‌​‌‍​‍‌‍​ ‌‍‌​​‍‌‌​ ​‍​ ​‍​‍‌‌​ ‌‌‌​‌​​‍ ‍‌‍​ ‌‍ ‌‍ ​‌ ‌‌‌‍ ‌‌‍ ‍‌ ​ ​‍‌‌​ ‌‌‌​​‍‌‌ ‌‍‍ ‌‍‌‌‌ ‍‌​‍‌‌​ ​ ‌​‌​​‍‌‌​ ​ ‌​‌​​‍‌‌​ ​‍​ ​‍‌‍‌‍‌‍‌‌​ ​​‌‍‌‌​ ‌ ​ ​ ​ ‌‍‌‍‌‌​ ‍​​ ​ ​ ‌ ​ ​ ​‍‌‌​ ​‍​ ​‍​‍‌‌​ ‌‌‌​‌​​‍ ‍‌‍‍‌‌ ‌​‌‍‌‌‌‍ ‌‌ ​ ​‍‌‌​ ‌‌‌​​‍​ ‌‌​‍‌‌​ ‌‌‌​‌​​‍‌‍‌ ‌ ‌‍ ‌ ​‍‌‍‍ ‌ ​ ‌ ​​‌‍​‌‌‍​ ‌‍‌‌​ ‌‌ ​​‌ ​‍‌‍ ‌‍‌​‌ ‌‌‌‍​ ‌ ‌​‌‍‍‌‌‍ ‌‍ ‍​‍‌‍‌ ​​‌‍‌‌‌ ​‍‌ ​ ‌ ​​‌‍‌‌‌‍​ ‌ ‌​‌‍‍‌‌ ‌‍‌‍‌‌​ ‌‌ ​​‌ ‌‌‌‍​‍‌‍ ​‌‍‍‌‌ ​ ‌‍‍​‌‍‌‌‌‍‌​​‍​‍‌ ‌
Fremgangsmåte:
Bygg på is i et highball-glass.
Fyll på med rom og limejuice og topp deretter opp
med ginger ale.
Garnere med en limebåt og eventuelt mynte.
Tilbehør
Dorre
Art barsett med shaker
0,5L
30%
Riedel
Drink Specific long
drink glass 2 stk